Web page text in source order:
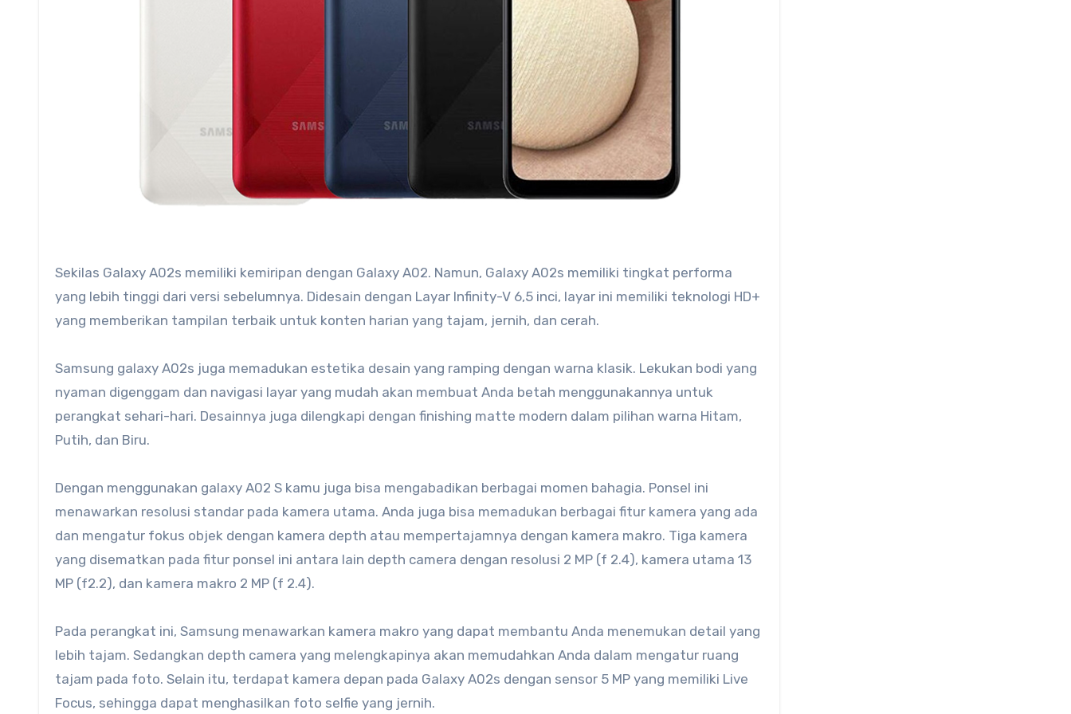
Sekilas Galaxy A02s memiliki kemiripan dengan Galaxy A02. Namun, Galaxy A02s memiliki tingkat performa
yang lebih tinggi dari versi sebelumnya. Didesain dengan Layar Infinity-V 6,5 inci, layar ini memiliki teknologi HD+
yang memberikan tampilan terbaik untuk konten harian yang tajam, jernih, dan cerah.
Samsung galaxy A02s juga memadukan estetika desain yang ramping dengan warna klasik. Lekukan bodi yang
nyaman digenggam dan navigasi layar yang mudah akan membuat Anda betah menggunakannya untuk
perangkat sehari-hari. Desainnya juga dilengkapi dengan finishing matte modern dalam pilihan warna Hitam,
Putih, dan Biru.
Dengan menggunakan galaxy A02 S kamu juga bisa mengabadikan berbagai momen bahagia. Ponsel ini
menawarkan resolusi standar pada kamera utama. Anda juga bisa memadukan berbagai fitur kamera yang ada
dan mengatur fokus objek dengan kamera depth atau mempertajamnya dengan kamera makro. Tiga kamera
yang disematkan pada fitur ponsel ini antara lain depth camera dengan resolusi 2 MP (f 2.4), kamera utama 13
MP (f2.2), dan kamera makro 2 MP (f 2.4).
Pada perangkat ini, Samsung menawarkan kamera makro yang dapat membantu Anda menemukan detail yang
lebih tajam. Sedangkan depth camera yang melengkapinya akan memudahkan Anda dalam mengatur ruang
tajam pada foto. Selain itu, terdapat kamera depan pada Galaxy A02s dengan sensor 5 MP yang memiliki Live
Focus, sehingga dapat menghasilkan foto selfie yang jernih.